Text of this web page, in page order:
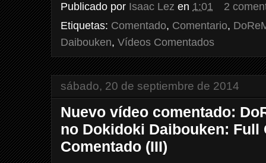
Publicado por Isaac Lez en 1:01
2
Etiquetas: Comentado, Comentario,
Daibouken, Vídeos Comentados
sábado, 20 de septiembre de 2014
Nuevo vídeo comentado:
no Dokidoki Daibouken: Full
Comentado (III)